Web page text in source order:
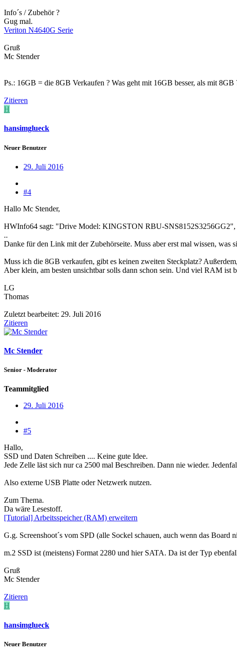
Info´s / Zubehör ?
Gug mal.
Veriton N4640G Serie
Gruß
Mc Stender
Ps.: 16GB = die 8GB Verkaufen ? Was geht mit 16GB besser, als mit 8GB
Zitieren
H
hansimglueck
Neuer Benutzer
29. Juli 2016
#4
Hallo Mc Stender,
HWInfo64 sagt: "Drive Model: KINGSTON RBU-SNS8152S3256GG2",
..
Danke für den Link mit der Zubehörseite. Muss aber erst mal wissen, was
Muss ich die 8GB verkaufen, gibt es keinen zweiten Steckplatz?
Aber klein, am besten unsichtbar solls dann schon sein. Und viel RAM ist
LG
Thomas
Zuletzt bearbeitet: 29. Juli 2016
Zitieren
Mc Stender
Senior - Moderator
Teammitglied
29. Juli 2016
#5
Hallo,
SSD und Daten Schreiben .... Keine gute Idee.
Jede Zelle läst sich nur ca 2500 mal Beschreiben. Dann nie wieder.
Also externe USB Platte oder Netzwerk nutzen.
Zum Thema.
Da wäre Lesestoff.
[Tutorial] Arbeitsspeicher (RAM) erweitern
G.g. Screenshoot´s vom SPD (alle Sockel schauen, auch wenn das Board
m.2 SSD ist (meistens) Format 2280 und hier SATA. Da ist der Typ
Gruß
Mc Stender
Zitieren
H
hansimglueck
Neuer Benutzer